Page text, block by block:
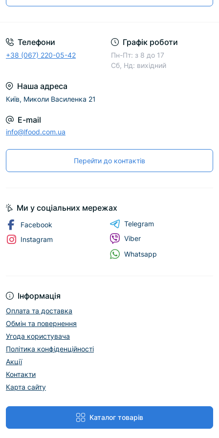
Телефони
+38 (067) 220-05-42
Графік роботи
Пн-Пт: з 8 до 17
Сб, Нд: вихідний
Наша адреса
Київ, Миколи Василенка 21
E-mail
info@lfood.com.ua
Перейти до контактів
Інформація
Оплата та доставка
Обмін та повернення
Угода користувача
Політика конфіденційності
Акції
Контакти
Карта сайту
Каталог товарів
Ми у соціальних мережах
Facebook
Instagram
Telegram
Viber
Whatsapp